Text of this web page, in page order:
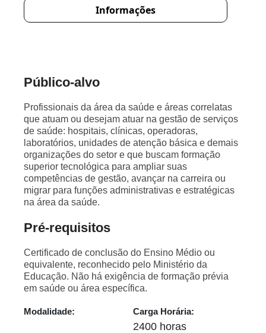
Informações
Público-alvo
Profissionais da área da saúde e áreas correlatas
que atuam ou desejam atuar na gestão de serviços
de saúde: hospitais, clínicas, operadoras,
laboratórios, unidades de atenção básica e demais
organizações do setor e que buscam formação
superior tecnológica para ampliar suas
competências de gestão, avançar na carreira ou
migrar para funções administrativas e estratégicas
na área da saúde.
Pré-requisitos
Certificado de conclusão do Ensino Médio ou
equivalente, reconhecido pelo Ministério da
Educação. Não há exigência de formação prévia
em saúde ou área específica.
Modalidade: Carga Horária:
2400 horas